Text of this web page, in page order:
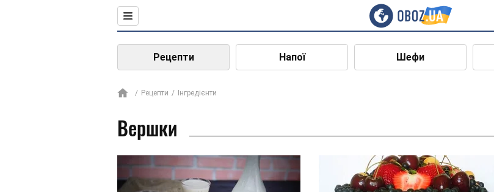
Рецепти Напої Шефи
Рецепти Інгредієнти
Вершки